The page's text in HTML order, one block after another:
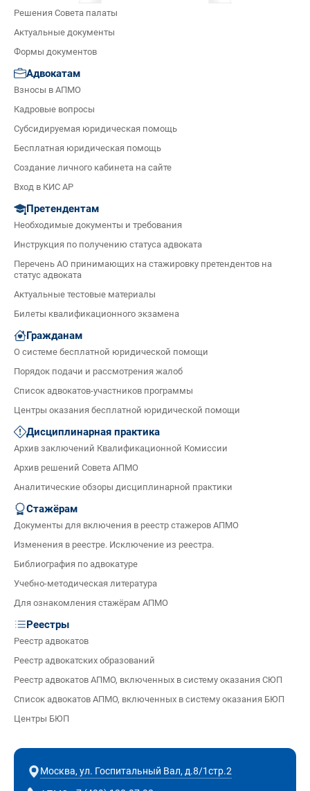
Решения Совета палаты
Актуальные документы
Формы документов
Адвокатам
Взносы в АПМО
Кадровые вопросы
Субсидируемая юридическая помощь
Бесплатная юридическая помощь
Создание личного кабинета на сайте
Вход в КИС АР
Претендентам
Необходимые документы и требования
Инструкция по получению статуса адвоката
Перечень АО принимающих на стажировку претендентов на
статус адвоката
Актуальные тестовые материалы
Билеты квалификационного экзамена
Гражданам
О системе бесплатной юридической помощи
Порядок подачи и рассмотрения жалоб
Список адвокатов-участников программы
Центры оказания бесплатной юридической помощи
Дисциплинарная практика
Архив заключений Квалификационной Комиссии
Архив решений Совета АПМО
Аналитические обзоры дисциплинарной практики
Стажёрам
Документы для включения в реестр стажеров АПМО
Изменения в реестре. Исключение из реестра.
Библиография по адвокатуре
Учебно-методическая литература
Для ознакомления стажёрам АПМО
Реестры
Реестр адвокатов
Реестр адвокатских образований
Реестр адвокатов АПМО, включенных в систему оказания СЮП
Список адвокатов АПМО, включенных в систему оказания БЮП
Центры БЮП
Москва, ул. Госпитальный Вал, д.8/1стр.2